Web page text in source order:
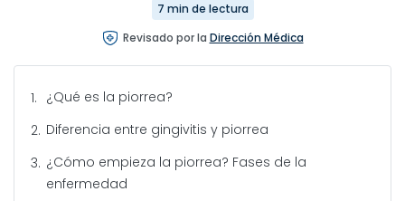
7 min de lectura
Revisado por la Dirección Médica
¿Qué es la piorrea?
Diferencia entre gingivitis y piorrea
¿Cómo empieza la piorrea? Fases de la
enfermedad